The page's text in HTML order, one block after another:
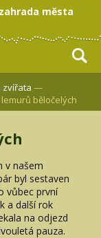
města
zvířata —
běločelých
našem
byl sestaven
vůbec první
a další rok
na odjezd
pauza.